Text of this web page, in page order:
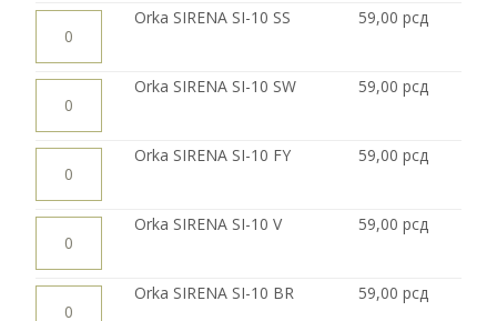
Orka
SIRENA
10
SS
Orka SIRENA SI-10 SS 59,00 рсд
Orka
SIRENA
10
SW
Orka SIRENA SI-10 SW 59,00 рсд
Orka
SIRENA
10
FY
Orka SIRENA SI-10 FY 59,00 рсд
Orka
SIRENA
10
V
Orka SIRENA SI-10 V 59,00 рсд
Orka
SIRENA
Orka SIRENA SI-10 BR 59,00 рсд